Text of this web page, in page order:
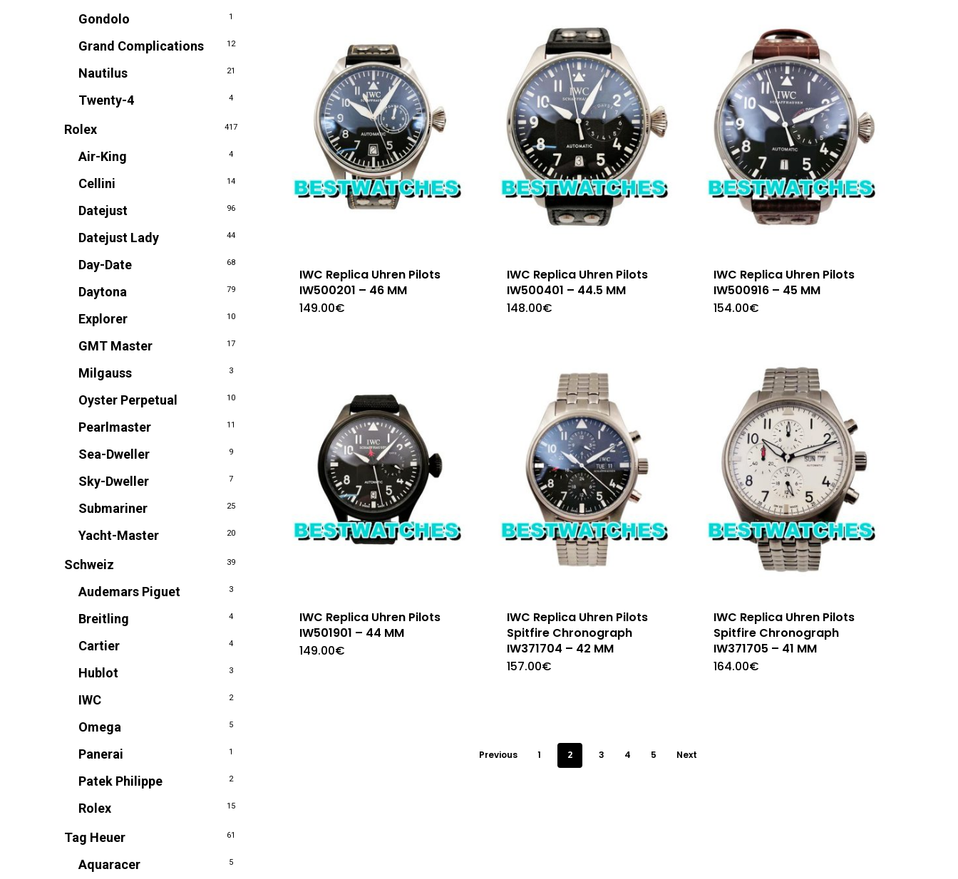
Gondolo 1
Grand Complications 12
Nautilus 21
Twenty-4 4
Rolex 417
Air-King 4
Cellini 14
Datejust 96
Datejust Lady 44
Day-Date 68
Daytona 79
Explorer 10
GMT Master 17
Milgauss 3
Oyster Perpetual 10
Pearlmaster 11
Sea-Dweller 9
Sky-Dweller 7
Submariner 25
Yacht-Master 20
Schweiz 39
Audemars Piguet 3
Breitling 4
Cartier 4
Hublot 3
IWC 2
Omega 5
Panerai 1
Patek Philippe 2
Rolex 15
Tag Heuer 61
Aquaracer 5
IWC Replica Uhren Pilots
IW500201 – 46 MM
149.00€
IWC Replica Uhren Pilots
IW500401 – 44.5 MM
148.00€
IWC Replica Uhren Pilots
IW500916 – 45 MM
154.00€
IWC Replica Uhren Pilots
IW501901 – 44 MM
149.00€
IWC Replica Uhren Pilots
Spitfire Chronograph
IW371704 – 42 MM
157.00€
IWC Replica Uhren Pilots
Spitfire Chronograph
IW371705 – 41 MM
164.00€
Previous 1 2 3 4 5 Next